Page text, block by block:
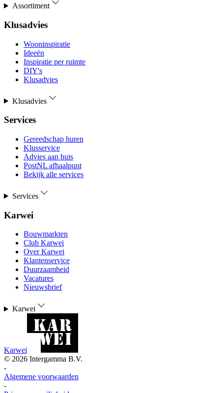
Assortiment
Klusadvies
Wooninspiratie
Ideeën
Inspiratie per ruimte
DIY's
Klusadvies
Klusadvies
Services
Gereedschap huren
Klusservice
Advies aan huis
PostNL afhaalpunt
Bekijk alle services
Services
Karwei
Bouwmarkten
Club Karwei
Over Karwei
Klantenservice
Duurzaamheid
Vacatures
Nieuwsbrief
Karwei
Karwei
© 2026 Intergamma B.V.
-
Algemene voorwaarden
-